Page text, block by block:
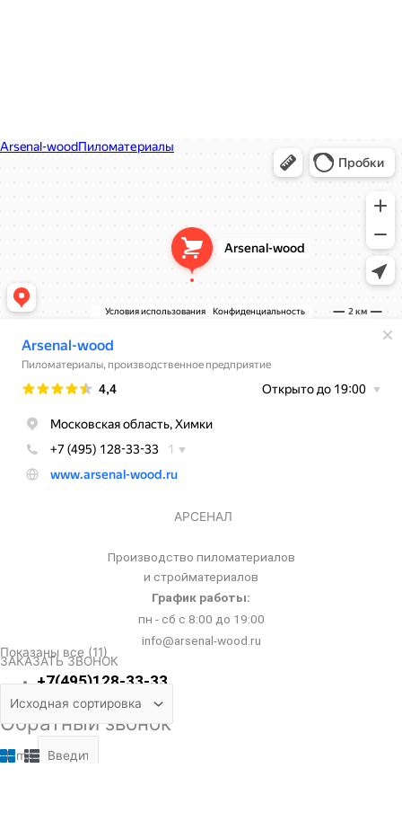
Показаны все (11)
АРСЕНАЛ
Производство пиломатериалов
и стройматериалов
График работы:
пн - сб с 8:00 до 19:00
info@arsenal-wood.ru
ЗАКАЗАТЬ ЗВОНОК
+7(495)128-33-33
Обратный звонок
Name